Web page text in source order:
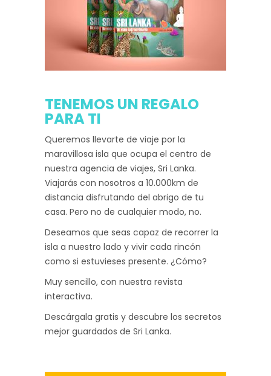
TENEMOS UN REGALO
PARA TI
Queremos llevarte de viaje por la
maravillosa isla que ocupa el centro de
nuestra agencia de viajes, Sri Lanka.
Viajarás con nosotros a 10.000km de
distancia disfrutando del abrigo de tu
casa. Pero no de cualquier modo, no.
Deseamos que seas capaz de recorrer la
isla a nuestro lado y vivir cada rincón
como si estuvieses presente. ¿Cómo?
Muy sencillo, con nuestra revista
interactiva.
Descárgala gratis y descubre los secretos
mejor guardados de Sri Lanka.